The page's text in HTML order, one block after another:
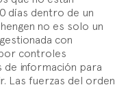
días dentro de un
no es solo un
con
controles
información para
Las fuerzas del orden